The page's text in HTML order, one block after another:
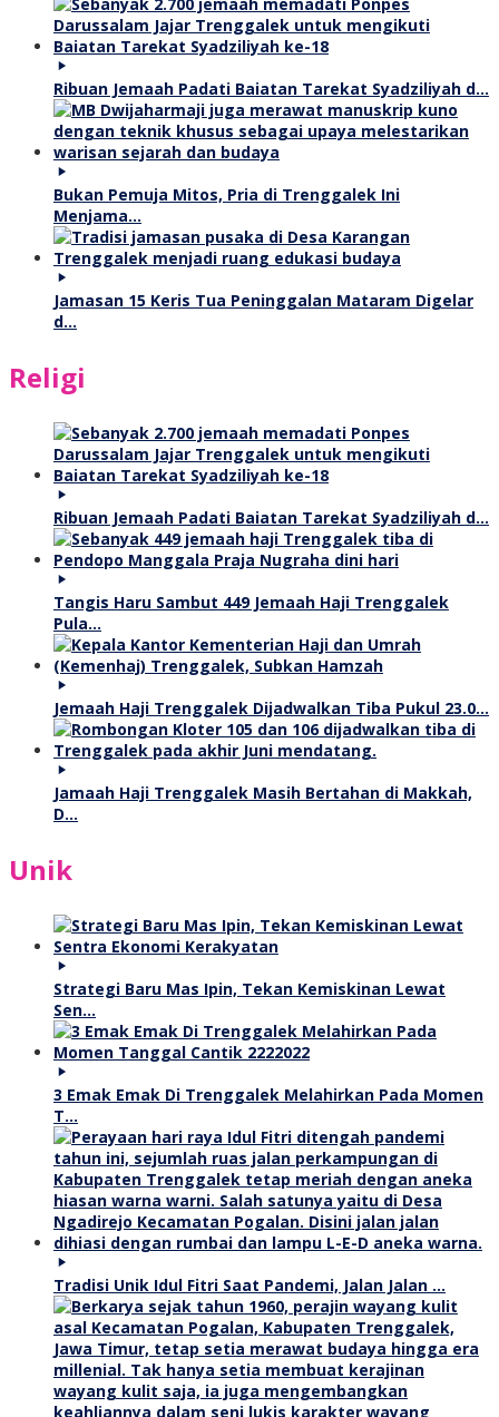
Ribuan Jemaah Padati Baiatan Tarekat Syadziliyah d…
Bukan Pemuja Mitos, Pria di Trenggalek Ini
Menjama…
Jamasan 15 Keris Tua Peninggalan Mataram Digelar
d…
Religi
Ribuan Jemaah Padati Baiatan Tarekat Syadziliyah d…
Tangis Haru Sambut 449 Jemaah Haji Trenggalek
Pula…
Jemaah Haji Trenggalek Dijadwalkan Tiba Pukul 23.0…
Jamaah Haji Trenggalek Masih Bertahan di Makkah,
D…
Unik
Strategi Baru Mas Ipin, Tekan Kemiskinan Lewat
Sen…
3 Emak Emak Di Trenggalek Melahirkan Pada Momen
T…
Tradisi Unik Idul Fitri Saat Pandemi, Jalan Jalan …